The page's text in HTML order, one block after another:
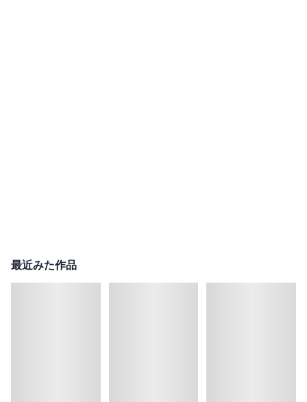
最近みた作品